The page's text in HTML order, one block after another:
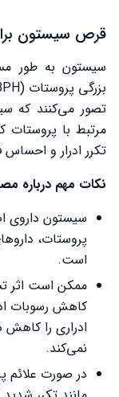
قرص سیستون
سیستون به طور
تصور می‌کنند که
مرتبط با پروستات
تکرر ادرار و
نکات مهم درباره
سیستون داروی
پروستات،
است.
ممکن است اثر
کاهش رسوبات
ادراری را کاهش
نمی‌کند.
در صورت علائم